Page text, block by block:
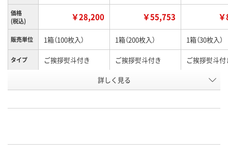
価格
(税込)
￥28,200 ￥55,753
販売単位 1箱（100枚入） 1箱（200枚入） 1箱（30枚入）
タイプ ご挨拶熨斗付き ご挨拶熨斗付き ご挨拶熨斗付
EK08817 EK08819
詳しく見る